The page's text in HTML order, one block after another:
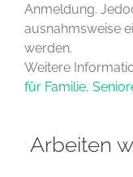
Anmeldung.
ausnahmsweise
werden.
Weitere
für Familie,
Arbeiten